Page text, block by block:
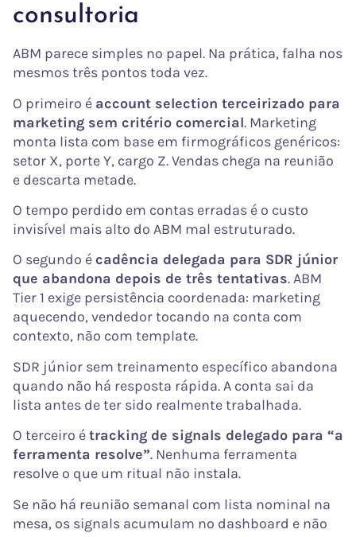
consultoria
ABM parece simples no papel. Na prática, falha nos
mesmos três pontos toda vez.
O primeiro é account selection terceirizado para
marketing sem critério comercial. Marketing
monta lista com base em firmográficos genéricos:
setor X, porte Y, cargo Z. Vendas chega na reunião
e descarta metade.
O tempo perdido em contas erradas é o custo
invisível mais alto do ABM mal estruturado.
O segundo écadência delegada para SDR júnior
que abandona depois de três tentativas. ABM
Tier 1 exige persistência coordenada: marketing
aquecendo, vendedor tocando na conta com
contexto, não com template.
SDR júnior sem treinamento específico abandona
quando não há resposta rápida. A conta sai da
lista antes de ter sido realmente trabalhada.
O terceiro étracking de signals delegado para “a
ferramenta resolve”. Nenhuma ferramenta
resolve o que um ritual não instala.
Se não há reunião semanal com lista nominal na
mesa, os signals acumulam no dashboard e não